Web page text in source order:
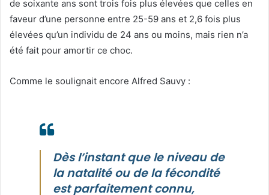
de soixante ans sont trois fois plus élevées que celles en
faveur d’une personne entre 25-59 ans et 2,6 fois plus
élevées qu’un individu de 24 ans ou moins, mais rien n’a
été fait pour amortir ce choc.
Comme le soulignait encore Alfred Sauvy :
Dès l’instant que le niveau de
la natalité ou de la fécondité
est parfaitement connu,